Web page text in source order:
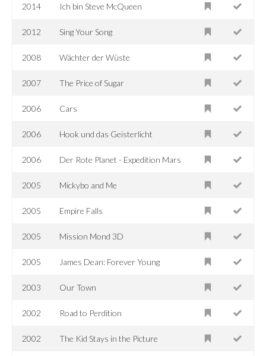
2014 Ich bin Steve McQueen
2012 Sing Your Song
2008 Wächter der Wüste
2007 The Price of Sugar
2006 Cars
2006 Hook und das Geisterlicht
2006 Der Rote Planet - Expedition Mars
2005 Mickybo and Me
2005 Empire Falls
2005 Mission Mond 3D
2005 James Dean: Forever Young
2003 Our Town
2002 Road to Perdition
2002 The Kid Stays in the Picture